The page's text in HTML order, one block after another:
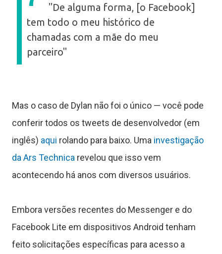
"De alguma forma, [o Facebook]
tem todo o meu histórico de
chamadas com a mãe do meu
parceiro"
Mas o caso de Dylan não foi o único — você pode
conferir todos os tweets de desenvolvedor (em
inglês) aqui rolando para baixo. Uma investigação
da Ars Technica revelou que isso vem
acontecendo há anos com diversos usuários.
Embora versões recentes do Messenger e do
Facebook Lite em dispositivos Android tenham
feito solicitações específicas para acesso a